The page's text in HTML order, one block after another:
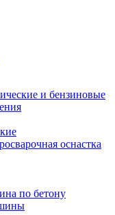
и бензиновые
оснастка
по бетону